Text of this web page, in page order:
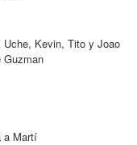
Uche, Kevin, Tito y Joao
Guzman
a Martí